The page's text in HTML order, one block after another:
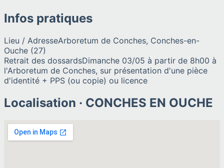
Infos pratiques
Lieu / AdresseArboretum de Conches, Conches-en-
Ouche (27)
Retrait des dossardsDimanche 03/05 à partir de 8h00 à
l'Arboretum de Conches, sur présentation d'une pièce
d'identité + PPS (ou copie) ou licence
Localisation · CONCHES EN OUCHE